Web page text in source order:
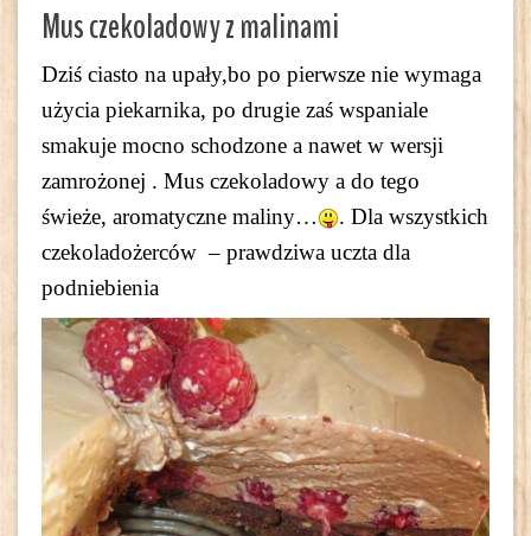
Mus czekoladowy z malinami
Dziś ciasto na upały,bo po pierwsze nie wymaga
użycia piekarnika, po drugie zaś wspaniale
smakuje mocno schodzone a nawet w wersji
zamrożonej . Mus czekoladowy a do tego
świeże, aromatyczne maliny…
. Dla wszystkich
czekoladożerców – prawdziwa uczta dla
podniebienia